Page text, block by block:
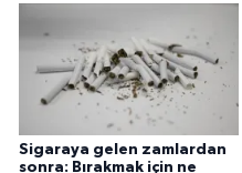
Sigaraya gelen zamlardan
sonra: Bırakmak için ne